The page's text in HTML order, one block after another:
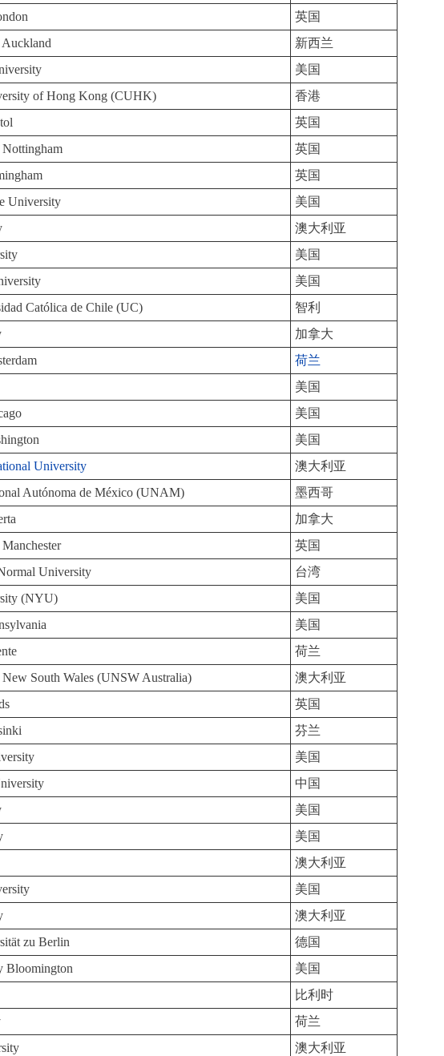
英国
新西兰
美国
of Hong Kong (CUHK)
香港
英国
英国
英国
University
美国
澳大利亚
美国
美国
Católica de Chile (UC)
智利
加拿大
荷兰
美国
美国
美国
University
澳大利亚
Autónoma de México (UNAM)
墨西哥
加拿大
英国
University
台湾
(NYU)
美国
美国
荷兰
South Wales (UNSW Australia)
澳大利亚
英国
芬兰
美国
中国
美国
美国
澳大利亚
美国
澳大利亚
zu Berlin
德国
Bloomington
美国
比利时
荷兰
澳大利亚